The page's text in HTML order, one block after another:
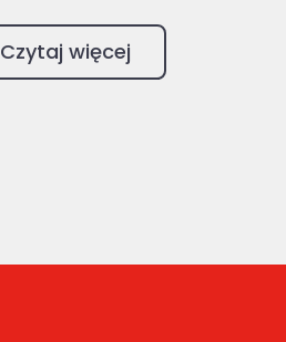
Czytaj więcej